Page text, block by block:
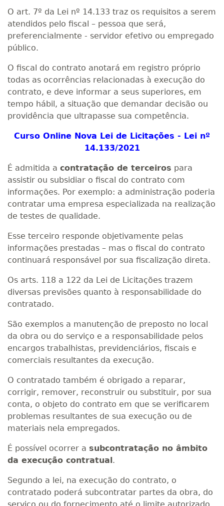
O art. 7º da Lei nº 14.133 traz os requisitos a serem
atendidos pelo fiscal – pessoa que será,
preferencialmente - servidor efetivo ou empregado
público.
O fiscal do contrato anotará em registro próprio
todas as ocorrências relacionadas à execução do
contrato, e deve informar a seus superiores, em
tempo hábil, a situação que demandar decisão ou
providência que ultrapasse sua competência.
Curso Online Nova Lei de Licitações - Lei nº
14.133/2021
É admitida a contratação de terceiros para
assistir ou subsidiar o fiscal do contrato com
informações. Por exemplo: a administração poderia
contratar uma empresa especializada na realização
de testes de qualidade.
Esse terceiro responde objetivamente pelas
informações prestadas – mas o fiscal do contrato
continuará responsável por sua fiscalização direta.
Os arts. 118 a 122 da Lei de Licitações trazem
diversas previsões quanto à responsabilidade do
contratado.
São exemplos a manutenção de preposto no local
da obra ou do serviço e a responsabilidade pelos
encargos trabalhistas, previdenciários, fiscais e
comerciais resultantes da execução.
O contratado também é obrigado a reparar,
corrigir, remover, reconstruir ou substituir, por sua
conta, o objeto do contrato em que se verificarem
problemas resultantes de sua execução ou de
materiais nela empregados.
É possível ocorrer a subcontratação no âmbito
da execução contratual.
Segundo a lei, na execução do contrato, o
contratado poderá subcontratar partes da obra, do